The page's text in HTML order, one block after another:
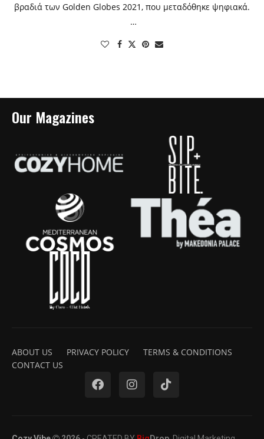
βραδιά των Golden Globes 2021, που μεταδόθηκε ψηφιακά.
…
Our Magazines
ABOUT US PRIVACY POLICY
TERMS & CONDITIONS
CONTACT US